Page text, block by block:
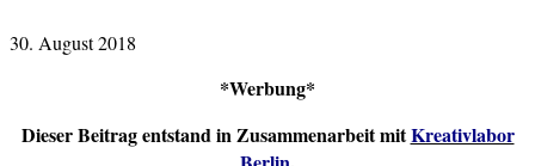
30. August 2018
*Werbung*
Dieser Beitrag entstand in Zusammenarbeit mitKreativlabor